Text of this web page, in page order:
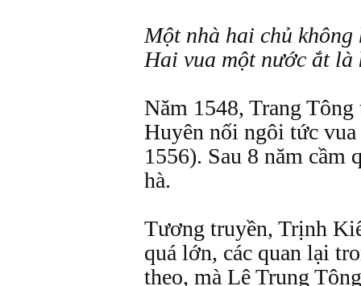
Một nhà hai chủ không
Hai vua một nước ắt là
Năm 1548, Trang
Huyên nối ngôi tức
1556). Sau 8 năm cầm
hà.
Tương truyền, Trịnh
quá lớn, các quan lại
theo, mà Lê Trung